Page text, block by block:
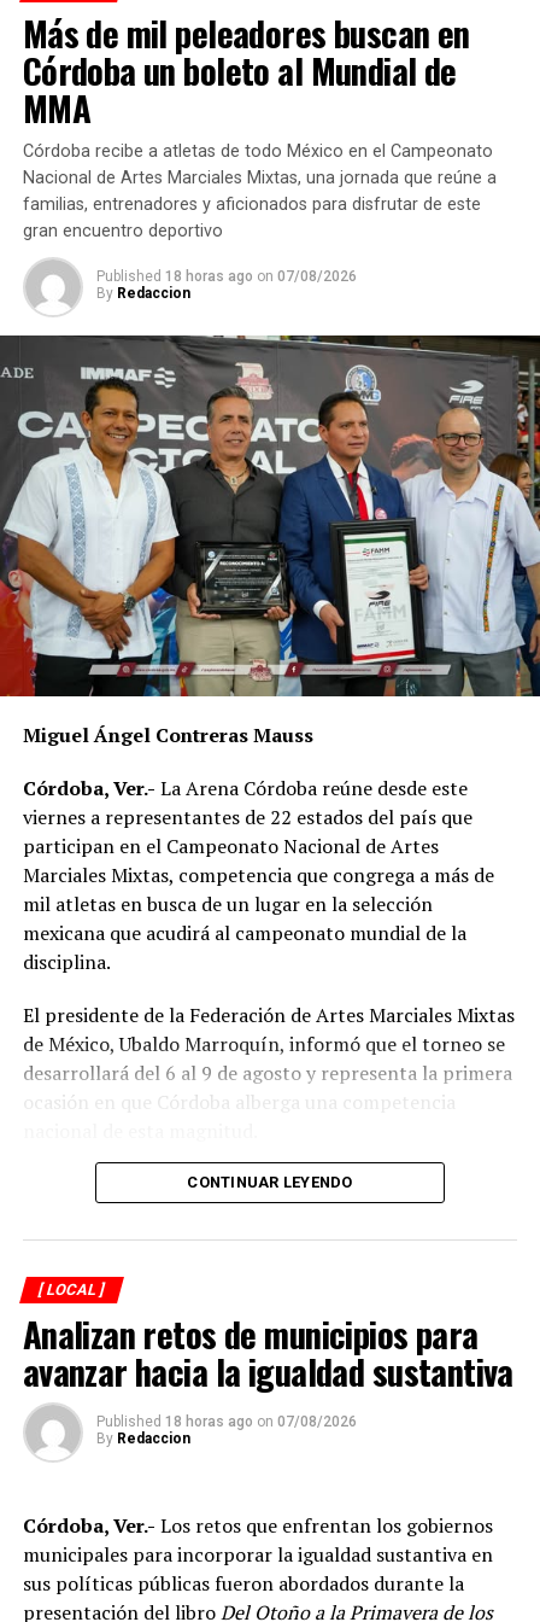
correspondientes para que sean contempladas en el
presupuesto del 2023.
“Estamos trabajando con el presupuesto que nos
asignaron y tenemos que acoplarnos a eso. Ya estamos
haciendo la proyección para el próximo año porque lo
que buscamos es tener todo en orden”, comentó la
directora de Recursos Humanos.
Por último, tanto los trabajadores de Limpia Pública
como los representantes sindicales agradecieron la
disposición de las autoridades municipales por los
acuerdos de este día, como parte del reconocimiento a
su ardua labor.
RELATED TOPICS: FEATURED
DESPUÉS
Se rehabilitará Biblioteca “Dr. Fernando Salmerón Roiz”
ANTES
Entrega Ayuntamiento 82 tinacos
Más de mil peleadores buscan en
Córdoba un boleto al Mundial de
MMA
Córdoba recibe a atletas de todo México en el Campeonato
Nacional de Artes Marciales Mixtas, una jornada que reúne a
familias, entrenadores y aficionados para disfrutar de este
gran encuentro deportivo
Published 18 horas ago on 07/08/2026
By Redaccion
Miguel Ángel Contreras Mauss
Córdoba, Ver.- La Arena Córdoba reúne desde este
viernes a representantes de 22 estados del país que
participan en el Campeonato Nacional de Artes
Marciales Mixtas, competencia que congrega a más de
mil atletas en busca de un lugar en la selección
mexicana que acudirá al campeonato mundial de la
disciplina.
El presidente de la Federación de Artes Marciales Mixtas
de México, Ubaldo Marroquín, informó que el torneo se
desarrollará del 6 al 9 de agosto y representa la primera
ocasión en que Córdoba alberga una competencia
Explicó que de los participantes serán seleccionados
alrededor de 40 atletas que representarán a México en
el campeonato mundial programado para noviembre en
Georgia, por lo que el torneo en Córdoba también
CONTINUAR LEYENDO
[ LOCAL ]
Analizan retos de municipios para
avanzar hacia la igualdad sustantiva
Published 18 horas ago on 07/08/2026
By Redaccion
Córdoba, Ver.- Los retos que enfrentan los gobiernos
municipales para incorporar la igualdad sustantiva en
sus políticas públicas fueron abordados durante la
presentación del libroDel Otoño a la Primavera de los